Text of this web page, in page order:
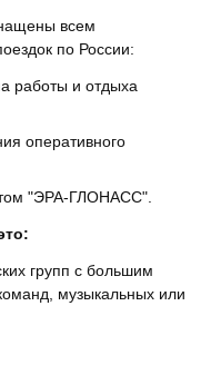
всем
по России:
работы и отдыха
оперативного
"ЭРА-ГЛОНАСС".
групп с большим
музыкальных или